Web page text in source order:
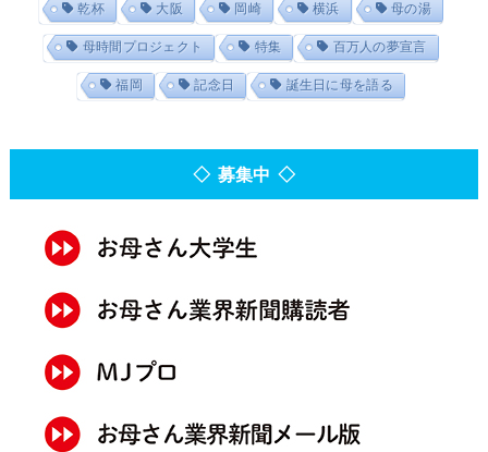
乾杯 大阪 岡崎 横浜 母の湯
母時間プロジェクト 特集 百万人の夢宣言
福岡 記念日 誕生日に母を語る
◇ 募集中 ◇